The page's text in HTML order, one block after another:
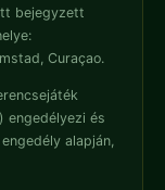
bejegyzett
Curaçao.
engedélyezi és
alapján,